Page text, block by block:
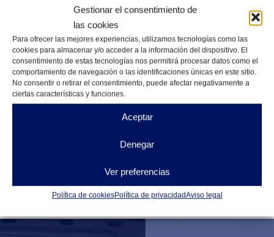
Gestionar el consentimiento de
las cookies
Para ofrecer las mejores experiencias, utilizamos tecnologías como las
cookies para almacenar y/o acceder a la información del dispositivo. El
consentimiento de estas tecnologías nos permitirá procesar datos como el
comportamiento de navegación o las identificaciones únicas en este sitio.
No consentir o retirar el consentimiento, puede afectar negativamente a
ciertas características y funciones.
Aceptar
Denegar
Ver preferencias
Política de cookiesPolítica de privacidadAviso legal
DISPONIBLES